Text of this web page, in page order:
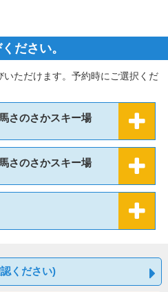
ださい。
ただけます。予約時にご選択くだ
さのさかスキー場
さのさかスキー場
ください)